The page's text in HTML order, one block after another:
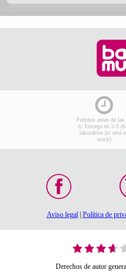
Pedidos antes de las
h: Entrega en 2-3
laborables (si está
stock)
Aviso legal| Política de
Derechos de autor